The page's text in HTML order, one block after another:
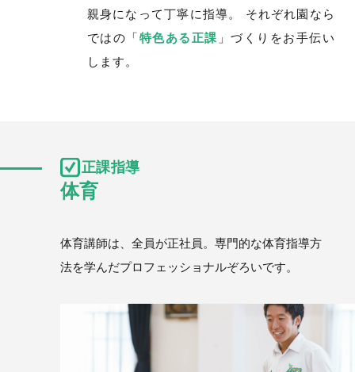
親身になって丁寧に指導。 それぞれ園なら
ではの「特色ある正課 」づくりをお手伝い
します。
正課指導
体育講師は、全員が正社員。専門的な体育指導方
法を学んだプロフェッショナルぞろいです。